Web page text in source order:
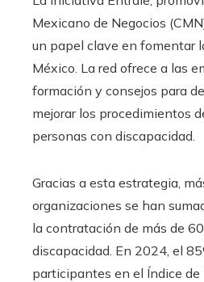
Mexicano de Negocios
un papel clave en fomentar
México. La red ofrece a las
formación y consejos para
mejorar los procedimientos
personas con discapacidad.
Gracias a esta estrategia,
organizaciones se han
la contratación de más de
discapacidad. En 2024, el
participantes en el Índice de